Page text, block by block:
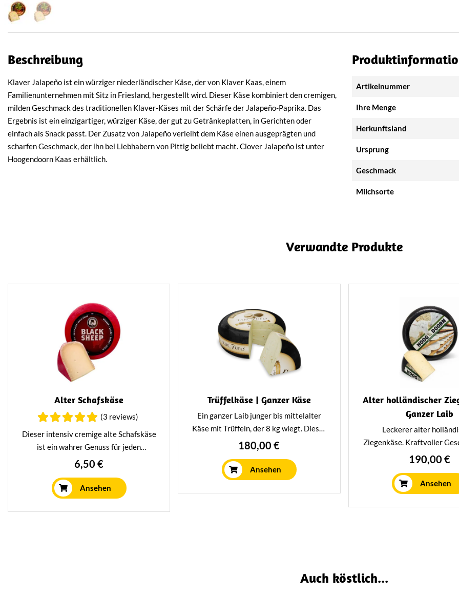
Beschreibung
Klaver Jalapeño ist ein würziger niederländischer Käse, der von Klaver Kaas, einem
Familienunternehmen mit Sitz in Friesland, hergestellt wird. Dieser Käse kombiniert den cremigen,
milden Geschmack des traditionellen Klaver-Käses mit der Schärfe der Jalapeño-Paprika. Das
Ergebnis ist ein einzigartiger, würziger Käse, der gut zu Getränkeplatten, in Gerichten oder
einfach als Snack passt. Der Zusatz von Jalapeño verleiht dem Käse einen ausgeprägten und
scharfen Geschmack, der ihn bei Liebhabern von Pittig beliebt macht. Clover Jalapeño ist unter
Hoogendoorn Kaas erhältlich.
Artikelnummer
Ihre Menge
Herkunftsland
Ursprung
Geschmack
Milchsorte
Verwandte Produkte
Alter Schafskäse
(3 reviews)
Dieser intensiv cremige alte Schafskäse
ist ein wahrer Genuss für jeden
Käseliebhaber! Köstlich mit einem
guten Glas Wein, aber auch sehr lecker
in warmen Gerichten.
6,50 €
Ansehen
Trüffelkäse | Ganzer Käse
Ein ganzer Laib junger bis mittelalter
Käse mit Trüffeln, der 8 kg wiegt. Dieser
besondere Käse hat einen sehr
intensiven und unverwechselbaren
Geschmack. Du musst ihn ausprobiert
haben.
180,00 €
Ansehen
Alter holländischer
Ganzer Laib
Leckerer alter
Ziegenkäse. Kraftvoller
extra Pep. Dieser
ca. 6,5 kg reift mindestens
in unserem eigenen
190,00 €
Ansehen
Auch köstlich...